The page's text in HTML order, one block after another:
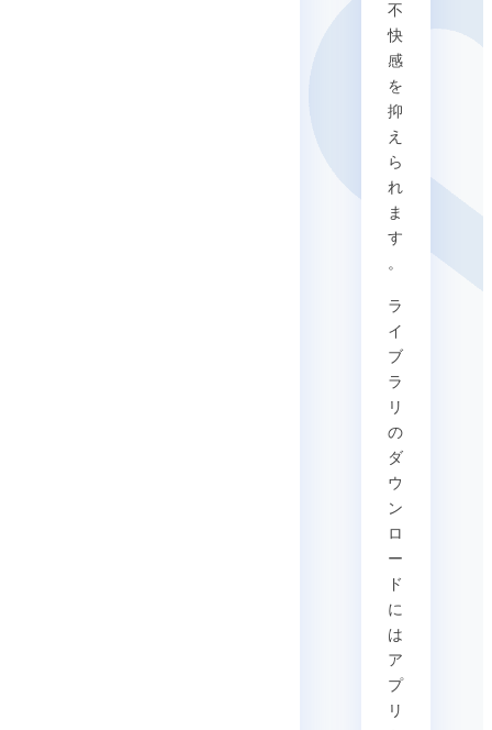
不
快
感
を
抑
え
ら
れ
ま
す
。
ラ
イ
ブ
ラ
リ
の
ダ
ウ
ン
ロ
ー
ド
に
は
ア
プ
リ